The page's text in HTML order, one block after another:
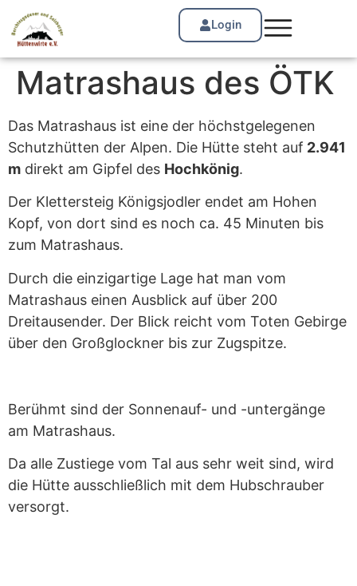
Login
Matrashaus des ÖTK
Das Matrashaus ist eine der höchstgelegenen
Schutzhütten der Alpen. Die Hütte steht auf 2.941
m direkt am Gipfel des Hochkönig.
Der Klettersteig Königsjodler endet am Hohen
Kopf, von dort sind es noch ca. 45 Minuten bis
zum Matrashaus.
Durch die einzigartige Lage hat man vom
Matrashaus einen Ausblick auf über 200
Dreitausender. Der Blick reicht vom Toten Gebirge
über den Großglockner bis zur Zugspitze.
Berühmt sind der Sonnenauf- und -untergänge
am Matrashaus.
Da alle Zustiege vom Tal aus sehr weit sind, wird
die Hütte ausschließlich mit dem Hubschrauber
versorgt.